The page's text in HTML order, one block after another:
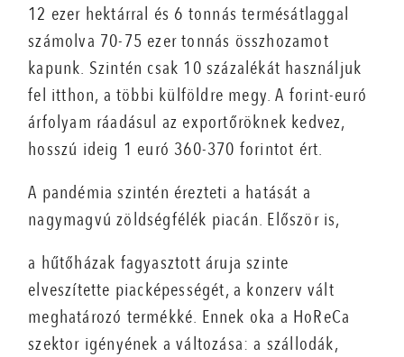
12 ezer hektárral és 6 tonnás termésátlaggal
számolva 70-75 ezer tonnás összhozamot
kapunk. Szintén csak 10 százalékát használjuk
fel itthon, a többi külföldre megy. A forint-euró
árfolyam ráadásul az exportőröknek kedvez,
hosszú ideig 1 euró 360-370 forintot ért.
A pandémia szintén érezteti a hatását a
nagymagvú zöldségfélék piacán. Először is,
a hűtőházak fagyasztott áruja szinte
elveszítette piacképességét, a konzerv vált
meghatározó termékké. Ennek oka a HoReCa
szektor igényének a változása: a szállodák,